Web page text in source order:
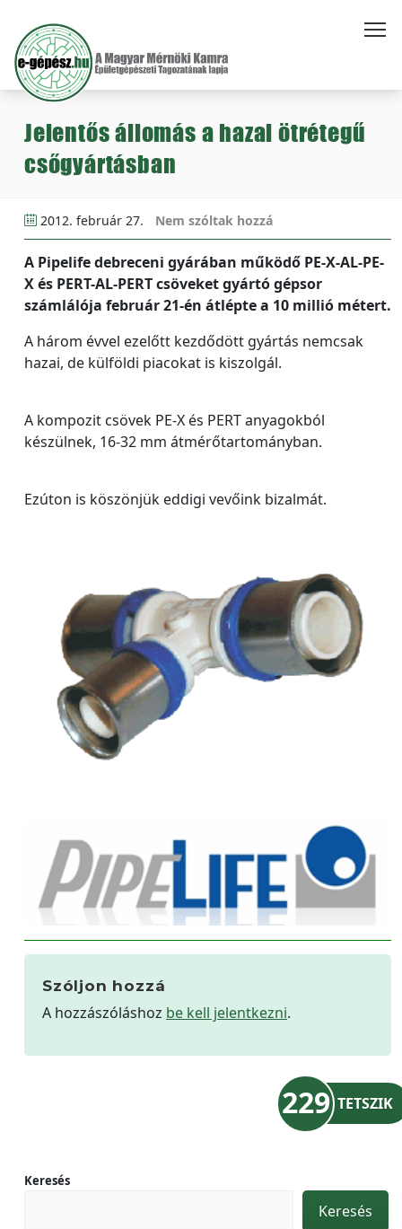
Jelentős állomás a hazai ötrétegű
csőgyártásban
2012. február 27. Nem szóltak hozzá
A Pipelife debreceni gyárában működő PE-X-AL-PE-
X és PERT-AL-PERT csöveket gyártó gépsor
számlálója február 21-én átlépte a 10 millió métert.
A három évvel ezelőtt kezdődött gyártás nemcsak
hazai, de külföldi piacokat is kiszolgál.
A kompozit csövek PE-X és PERT anyagokból
készülnek, 16-32 mm átmérőtartományban.
Ezúton is köszönjük eddigi vevőink bizalmát.
Szóljon hozzá
A hozzászóláshoz be kell jelentkezni.
229 TETSZIK
Keresés
Keresés